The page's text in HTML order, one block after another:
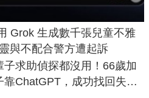
Grok 生成數千張兒童不雅
與不配合警方遭起訴
子求助偵探都沒用！66歲加
靠ChatGPT，成功找回失散